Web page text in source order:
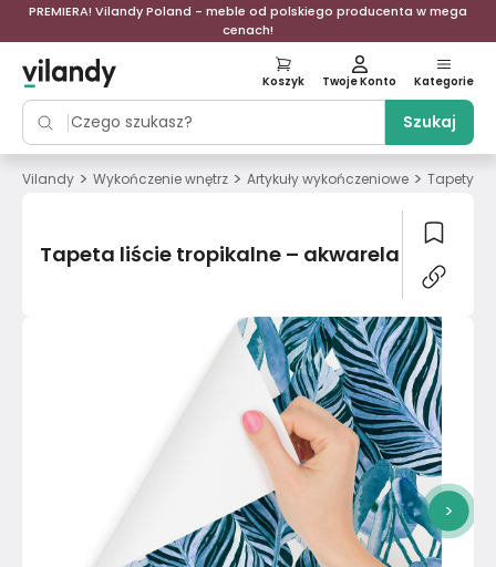
PREMIERA! Vilandy Poland - meble od polskiego producenta w mega
cenach!
Szukaj
Koszyk Twoje Konto Kategorie
Vilandy > Wykończenie wnętrz > Artykuły wykończeniowe > Tapety
Tapeta liście tropikalne – akwarela
>